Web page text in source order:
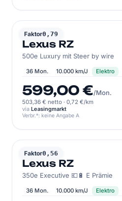
Faktor0,79
LEXUS
Lexus RZ
500e Luxury mit Steer by wire
36 Mon. 10.000 km/J Elektro
599,00 €/Mon.
503,36 € netto · 0,72 €/km
via Leasingmarkt
Verbr.*: keine Angabe A
Faktor0,56
LEXUS
Lexus RZ
350e Executive 💶​🔋​ E Prämie
36 Mon. 10.000 km/J Elektro